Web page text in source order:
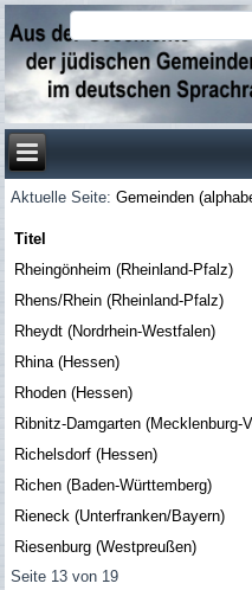
Aktuelle Seite:Gemeinden
Titel
Rheingönheim (Rheinland-Pfalz)
Rhens/Rhein (Rheinland-Pfalz)
Rheydt (Nordrhein-Westfalen)
Rhina (Hessen)
Rhoden (Hessen)
Ribnitz-Damgarten (Mecklenburg-
Richelsdorf (Hessen)
Richen (Baden-Württemberg)
Rieneck (Unterfranken/Bayern)
Riesenburg (Westpreußen)
Seite 13 von 19